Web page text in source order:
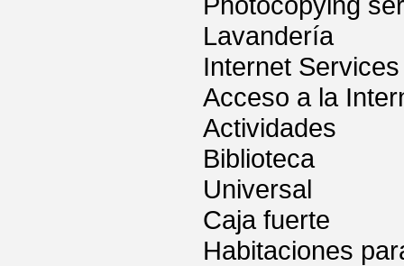
Lavandería
Internet Services
Acceso a la
Actividades
Biblioteca
Universal
Caja fuerte
Habitaciones